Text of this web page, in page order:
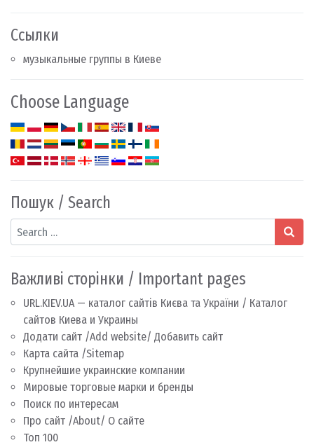
Ссылки
музыкальные группы в Киеве
Choose Language
Пошук / Search
Search
Важливі сторінки / Important pages
URL.KIEV.UA — каталог сайтів Києва та України / Каталог
сайтов Киева и Украины
Додати сайт /Add website/ Добавить сайт
Карта сайта /Sitemap
Крупнейшие украинские компании
Мировые торговые марки и бренды
Поиск по интересам
Про сайт /About/ О сайте
Топ 100